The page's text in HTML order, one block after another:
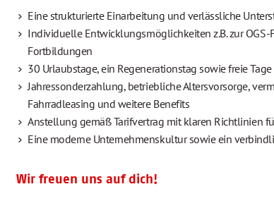
Eine strukturierte Einarbeitung und verlässliche
Individuelle Entwicklungsmöglichkeiten z.B. zur
Fortbildungen
30 Urlaubstage, ein Regenerationstag sowie freie
Jahressonderzahlung, betriebliche Altersvorsorge,
Fahrradleasing und weitere Benefits
Anstellung gemäß Tarifvertrag mit klaren Richtlinien
Eine moderne Unternehmenskultur sowie ein
Wir freuen uns auf dich!